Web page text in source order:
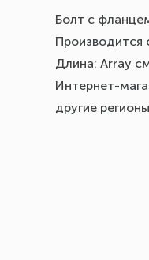
Болт с
Производится
Длина: Array
Интернет-
другие